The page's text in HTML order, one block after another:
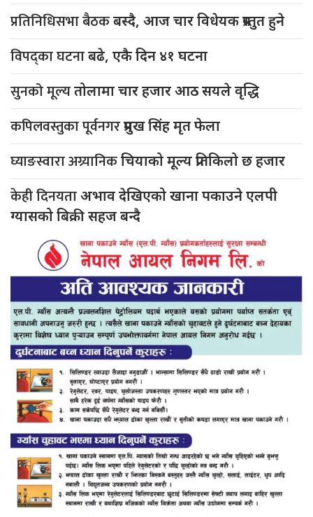
प्रतिनिधिसभा बैठकबस्दै, आज चार विधेयक प्रस्तुत हुने
विपद्का घटनाबढे, एकै दिन ४१ घटना
सुनको मूल्यतोलामा चार हजार आठ सयले वृद्धि
कपिलवस्तुका पूर्वनगरप्रमुख सिंह मृत फेला
घ्याङस्वारा अग्र्यानिकचियाको मूल्य प्रतिकिलो छ हजार
केही दिनयताअभाव देखिएको खाना पकाउने एलपी
ग्यासको बिक्री सहज बन्दै